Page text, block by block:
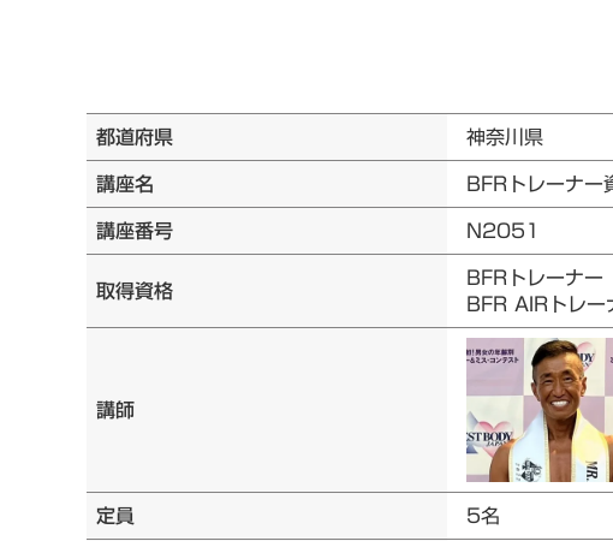
都道府県
神奈川県
講座名
BFRトレーナ
講座番号
N2051
取得資格
BFRトレーナー
BFR AIRトレー
講師
定員 5名